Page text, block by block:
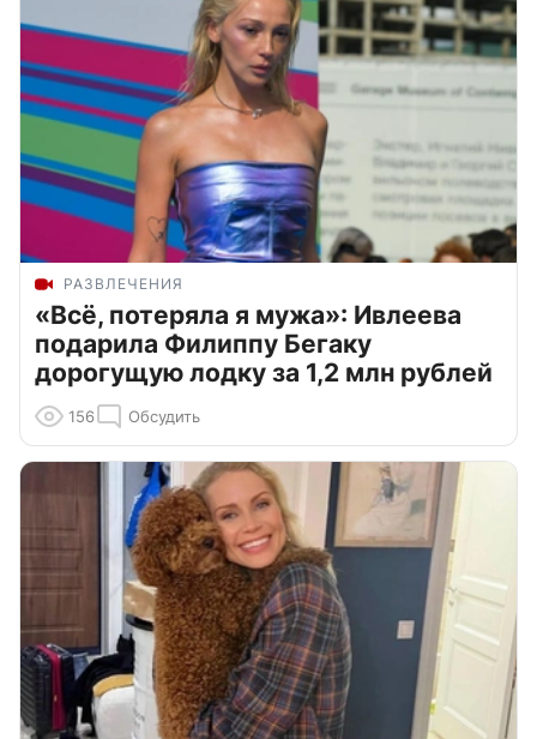
РАЗВЛЕЧЕНИЯ
«Всё, потеряла я мужа»: Ивлеева
подарила Филиппу Бегаку
дорогущую лодку за 1,2 млн рублей
156 Обсудить